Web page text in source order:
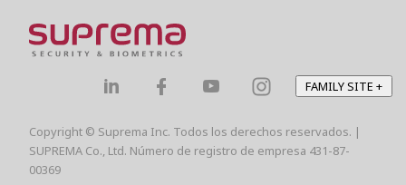
FAMILY SITE +
Copyright © Suprema Inc. Todos los derechos reservados. |
SUPREMA Co., Ltd. Número de registro de empresa 431-87-
00369